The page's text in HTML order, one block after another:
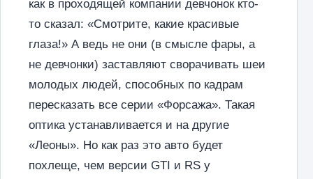
как в проходящей компании девчонок кто-
то сказал: «Смотрите, какие красивые
глаза!» А ведь не они (в смысле фары, а
не девчонки) заставляют сворачивать шеи
молодых людей, способных по кадрам
пересказать все серии «Форсажа». Такая
оптика устанавливается и на другие
«Леоны». Но как раз это авто будет
похлеще, чем версии GTI и RS у